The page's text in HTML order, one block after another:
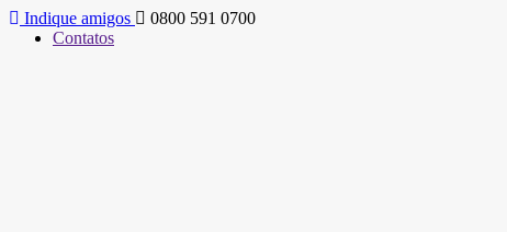
Indique amigos
0800 591 0700
Contatos